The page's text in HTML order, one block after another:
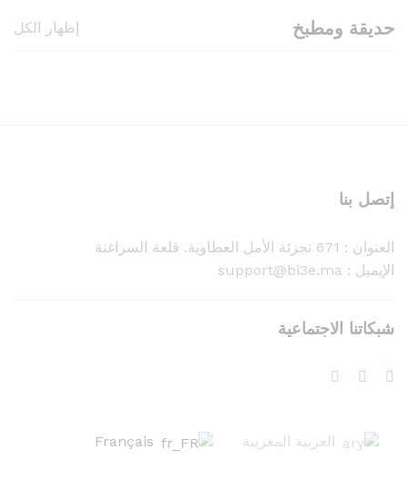
حديقة ومطبخ إظهار الكل
إتصل بنا
العنوان : 671 تجزئة الأمل العطاوية. قلعة السراغنة
الإيميل : support@bi3e.ma
شبكاتنا الاجتماعية
العربية المغربية